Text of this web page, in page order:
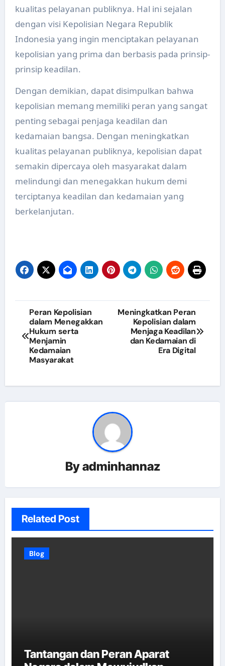
kualitas pelayanan publiknya. Hal ini sejalan
dengan visi Kepolisian Negara Republik
Indonesia yang ingin menciptakan pelayanan
kepolisian yang prima dan berbasis pada prinsip-
prinsip keadilan.
Dengan demikian, dapat disimpulkan bahwa
kepolisian memang memiliki peran yang sangat
penting sebagai penjaga keadilan dan
kedamaian bangsa. Dengan meningkatkan
kualitas pelayanan publiknya, kepolisian dapat
semakin dipercaya oleh masyarakat dalam
melindungi dan menegakkan hukum demi
terciptanya keadilan dan kedamaian yang
berkelanjutan.
Post
navigation
Peran Kepolisian
dalam Menegakkan
Hukum serta
Menjamin
Kedamaian
Masyarakat
Meningkatkan Peran
Kepolisian dalam
Menjaga Keadilan
dan Kedamaian di
Era Digital
Byadminhannaz
Related Post
Blog
Tantangan dan Peran Aparat